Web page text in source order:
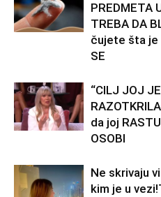
PREDMETA
TREBA DA
čujete šta je
SE
“CILJ JOJ
da joj
OSOBI
Ne skrivaju
kim je u